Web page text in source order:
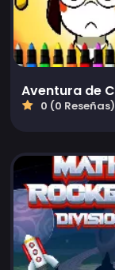
0 (0 Reseñas)